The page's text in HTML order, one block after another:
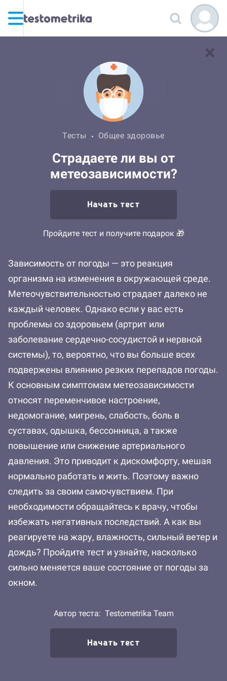
Тесты Общее здоровье
Страдаете ли вы от
метеозависимости?
Начать тест
Пройдите тест и получите подарок 🎁
Зависимость от погоды — это реакция
организма на изменения в окружающей среде.
Метеочувствительностью страдает далеко не
каждый человек. Однако если у вас есть
проблемы со здоровьем (артрит или
заболевание сердечно-сосудистой и нервной
системы), то, вероятно, что вы больше всех
подвержены влиянию резких перепадов погоды.
К основным симптомам метеозависимости
относят переменчивое настроение,
недомогание, мигрень, слабость, боль в
суставах, одышка, бессонница, а также
повышение или снижение артериального
давления. Это приводит к дискомфорту, мешая
нормально работать и жить. Поэтому важно
следить за своим самочувствием. При
необходимости обращайтесь к врачу, чтобы
избежать негативных последствий. А как вы
реагируете на жару, влажность, сильный ветер и
дождь? Пройдите тест и узнайте, насколько
сильно меняется ваше состояние от погоды за
окном.
Автор теста: Testometrika Team
Начать тест